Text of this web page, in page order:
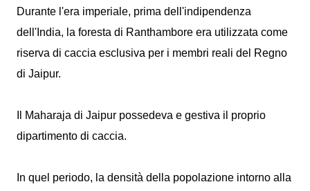
Durante l'era imperiale, prima dell'indipendenza
dell'India, la foresta di Ranthambore era utilizzata come
riserva di caccia esclusiva per i membri reali del Regno
di Jaipur.
Il Maharaja di Jaipur possedeva e gestiva il proprio
dipartimento di caccia.
In quel periodo, la densità della popolazione intorno alla